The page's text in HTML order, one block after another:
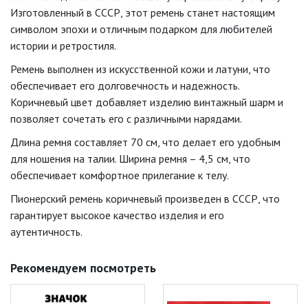
Изготовленный в СССР, этот ремень станет настоящим
символом эпохи и отличным подарком для любителей
истории и ретростиля.
Ремень выполнен из искусственной кожи и латуни, что
обеспечивает его долговечность и надежность.
Коричневый цвет добавляет изделию винтажный шарм и
позволяет сочетать его с различными нарядами.
Длина ремня составляет 70 см, что делает его удобным
для ношения на талии. Ширина ремня – 4,5 см, что
обеспечивает комфортное прилегание к телу.
Пионерский ремень коричневый произведен в СССР, что
гарантирует высокое качество изделия и его
аутентичность.
Рекомендуем посмотреть